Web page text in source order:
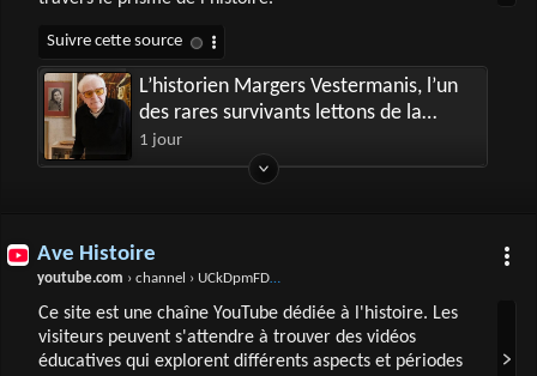
L’historien Margers Vestermanis, l’un
des rares survivants lettons de la
Shoah, est mort à l’âge de 100 ans
1 jour
Ave Histoire
youtube.com › channel › UCkDpmFD__3Cko6nS8PGi-EQ
Ce site est une chaîne YouTube dédiée à l'histoire. Les
visiteurs peuvent s'attendre à trouver des vidéos
éducatives qui explorent différents aspects et périodes